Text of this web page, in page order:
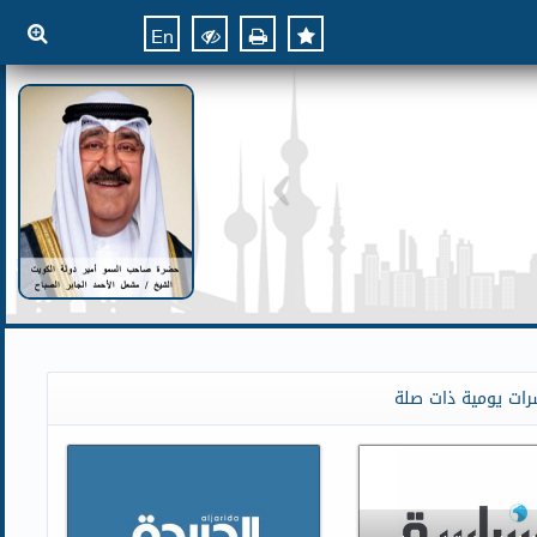
En
يومية ذات صلة